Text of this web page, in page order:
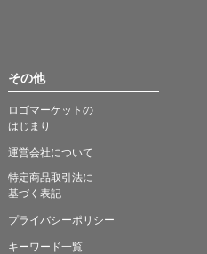
その他
ロゴマーケットの
はじまり
運営会社について
特定商品取引法に
基づく表記
プライバシーポリシー
キーワード一覧